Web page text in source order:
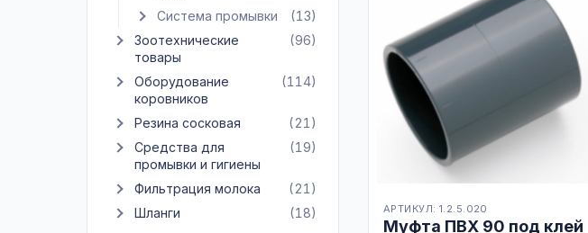
Показать подкатегории Система промывки
Система промывки (13)
Показать подкатегории Зоотехнические товары
Зоотехнические
товары
(96)
Показать подкатегории Оборудование коровников
Оборудование
коровников
(114)
Показать подкатегории Резина сосковая
Резина сосковая (21)
Показать подкатегории Средства для промывки и гигиены
Средства для
промывки и гигиены
(19)
Показать подкатегории Фильтрация молока
Фильтрация молока (21)
Показать подкатегории Шланги
Шланги (18) АРТИКУЛ: 1.2.5.020
Муфта ПВХ 90 под клей